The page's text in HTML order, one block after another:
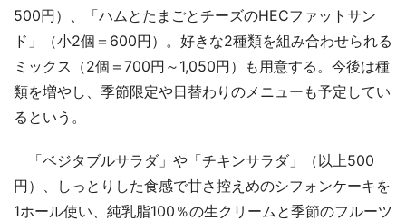
500円）、「ハムとたまごとチーズのHECファットサン
ド」（小2個＝600円）。好きな2種類を組み合わせられる
ミックス（2個＝700円～1,050円）も用意する。今後は種
類を増やし、季節限定や日替わりのメニューも予定してい
るという。
「ベジタブルサラダ」や「チキンサラダ」（以上500
円）、しっとりした食感で甘さ控えめのシフォンケーキを
1ホール使い、純乳脂100％の生クリームと季節のフルーツ